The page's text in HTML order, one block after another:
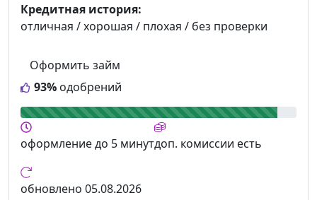
93% одобрений
Оформить займ
Кредитная история:
отличная / хорошая / плохая / без проверки
оформлениедо 5 минутдоп. комиссии есть
обновлено 05.08.2026